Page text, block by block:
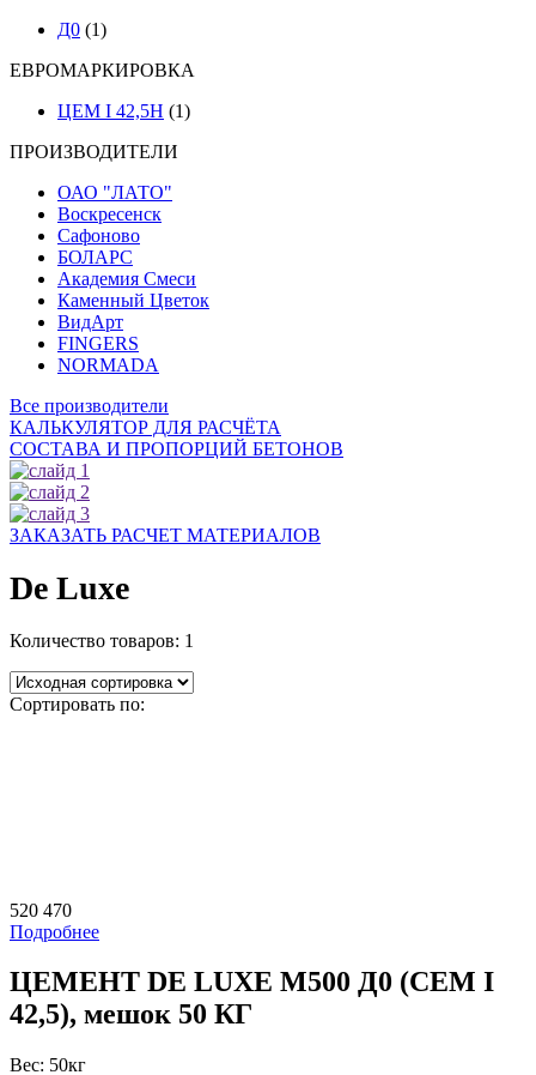
Д0 (1)
ЕВРОМАРКИРОВКА
ЦЕМ I 42,5Н (1)
ПРОИЗВОДИТЕЛИ
ОАО "ЛАТО"
Воскресенск
Сафоново
БОЛАРС
Академия Смеси
Каменный Цветок
ВидАрт
FINGERS
NORMADA
Все производители
КАЛЬКУЛЯТОР ДЛЯ РАСЧЁТА
СОСТАВА И ПРОПОРЦИЙ БЕТОНОВ
ЗАКАЗАТЬ РАСЧЕТ МАТЕРИАЛОВ
De Luxe
Количество товаров: 1
Сортировать по:
520 470
Подробнее
ЦЕМЕНТ DE LUXE М500 Д0 (CEM I
42,5), мешок 50 КГ
Вес: 50кг